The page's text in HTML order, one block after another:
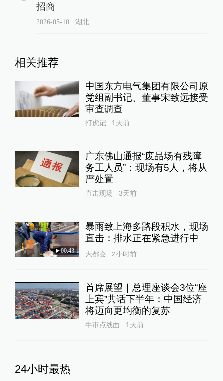
招商
2026-05-10∙ 湖北
相关推荐
中国东方电气集团有限公司原
党组副书记、董事宋致远接受
审查调查
打虎记 1天前
广东佛山通报“废品场有残障
务工人员”：现场有5人，将从
严处置
直击现场 3天前
00:43
暴雨致上海多路段积水，现场
直击：排水正在紧急进行中
大都会 2小时前
首席展望｜总理座谈会3位“座
上宾”共话下半年：中国经济
将迈向更均衡的复苏
牛市点线面 1天前
24小时最热